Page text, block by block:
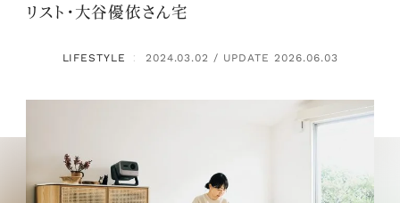
リスト・大谷優依さん宅
LIFESTYLE ： 2024.03.02 / UPDATE 2026.06.03